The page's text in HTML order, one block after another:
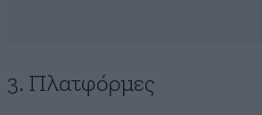
3. Πλατφόρμες